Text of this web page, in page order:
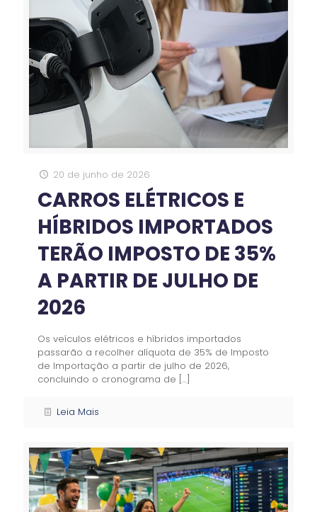
20 de junho de 2026
CARROS ELÉTRICOS E
HÍBRIDOS IMPORTADOS
TERÃO IMPOSTO DE 35%
A PARTIR DE JULHO DE
2026
Os veículos elétricos e híbridos importados
passarão a recolher alíquota de 35% de Imposto
de Importação a partir de julho de 2026,
concluindo o cronograma de […]
Leia Mais